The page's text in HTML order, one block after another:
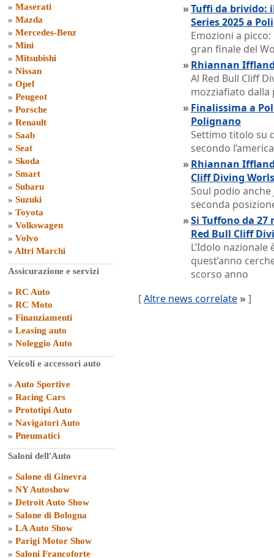
» Maserati
» Mazda
» Mercedes-Benz
» Mini
» Mitsubishi
» Nissan
» Opel
» Peugeot
» Porsche
» Renault
» Saab
» Seat
» Skoda
» Smart
» Subaru
» Suzuki
» Toyota
» Volkswagen
» Volvo
» Altri Marchi
Assicurazione e servizi
» RC Auto
» RC Moto
» Finanziamenti
» Leasing auto
» Noleggio Auto
Veicoli e accessori auto
» Auto Sportive
» Racing Cars
» Prototipi Auto
» Navigatori Auto
» Pneumatici
Saloni dell'Auto
» Salone di Ginevra
» NY Autoshow
» Detroit Auto Show
» Salone di Bologna
» LA Auto Show
» Parigi Motor Show
» Saloni Francoforte
»Tuffi da brivido:
Series 2025 a
Emozioni a
gran finale del
» Rhiannan
Al Red Bull Cliff
mozziafiato
» Finalissima a
Polignano
Settimo titolo su
secondo
» Rhiannan
Cliff Diving
Soul podio anche
seconda
»Si Tuffono da
Red Bull Cliff
L’Idolo nazionale
quest’anno
scorso anno
[Altre news correlate » ]